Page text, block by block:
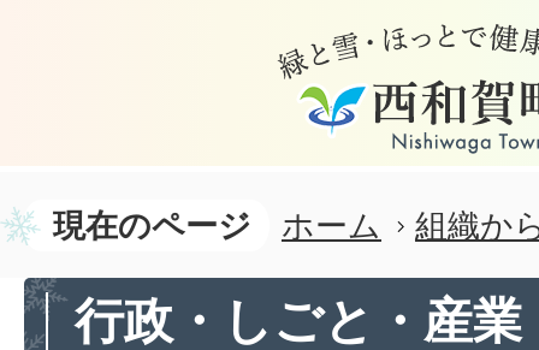
現在のページ ホーム 組織か
行政・しごと・産業